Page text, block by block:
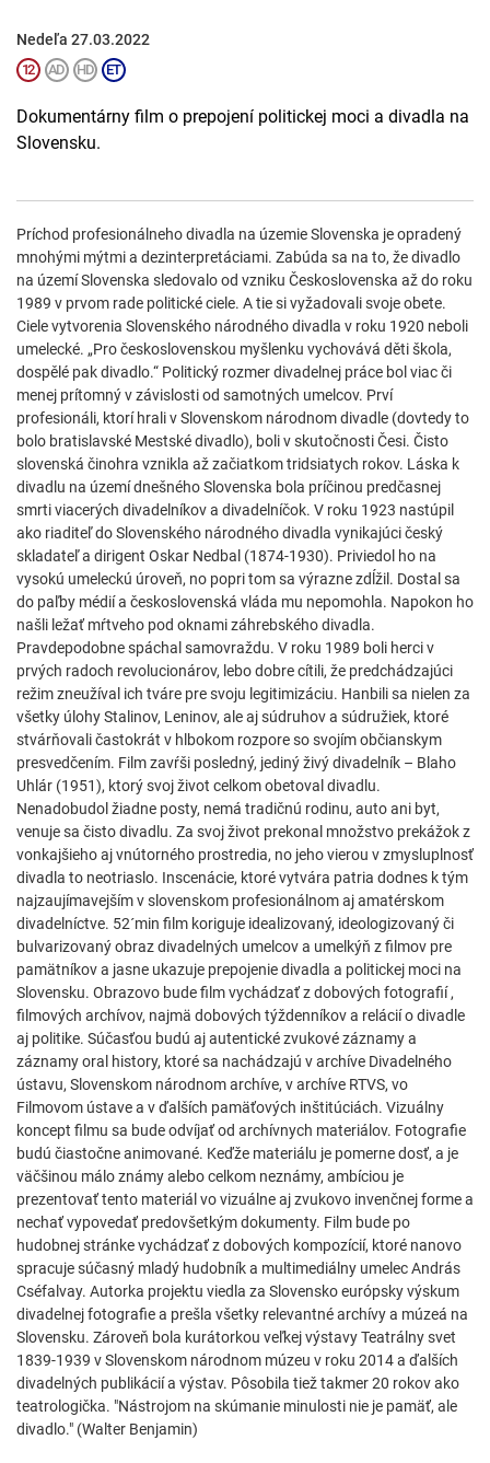
Nedeľa 27.03.2022
Dokumentárny film o prepojení politickej moci a divadla na
Slovensku.
Príchod profesionálneho divadla na územie Slovenska je opradený
mnohými mýtmi a dezinterpretáciami. Zabúda sa na to, že divadlo
na území Slovenska sledovalo od vzniku Československa až do roku
1989 v prvom rade politické ciele. A tie si vyžadovali svoje obete.
Ciele vytvorenia Slovenského národného divadla v roku 1920 neboli
umelecké. „Pro československou myšlenku vychovává děti škola,
dospělé pak divadlo.“ Politický rozmer divadelnej práce bol viac či
menej prítomný v závislosti od samotných umelcov. Prví
profesionáli, ktorí hrali v Slovenskom národnom divadle (dovtedy to
bolo bratislavské Mestské divadlo), boli v skutočnosti Česi. Čisto
slovenská činohra vznikla až začiatkom tridsiatych rokov. Láska k
divadlu na území dnešného Slovenska bola príčinou predčasnej
smrti viacerých divadelníkov a divadelníčok. V roku 1923 nastúpil
ako riaditeľ do Slovenského národného divadla vynikajúci český
skladateľ a dirigent Oskar Nedbal (1874-1930). Priviedol ho na
vysokú umeleckú úroveň, no popri tom sa výrazne zdĺžil. Dostal sa
do paľby médií a československá vláda mu nepomohla. Napokon ho
našli ležať mŕtveho pod oknami záhrebského divadla.
Pravdepodobne spáchal samovraždu. V roku 1989 boli herci v
prvých radoch revolucionárov, lebo dobre cítili, že predchádzajúci
režim zneužíval ich tváre pre svoju legitimizáciu. Hanbili sa nielen za
všetky úlohy Stalinov, Leninov, ale aj súdruhov a súdružiek, ktoré
stvárňovali častokrát v hlbokom rozpore so svojím občianskym
presvedčením. Film zavŕši posledný, jediný živý divadelník – Blaho
Uhlár (1951), ktorý svoj život celkom obetoval divadlu.
Nenadobudol žiadne posty, nemá tradičnú rodinu, auto ani byt,
venuje sa čisto divadlu. Za svoj život prekonal množstvo prekážok z
vonkajšieho aj vnútorného prostredia, no jeho vierou v zmysluplnosť
divadla to neotriaslo. Inscenácie, ktoré vytvára patria dodnes k tým
najzaujímavejším v slovenskom profesionálnom aj amatérskom
divadelníctve. 52´min film koriguje idealizovaný, ideologizovaný či
bulvarizovaný obraz divadelných umelcov a umelkýň z filmov pre
pamätníkov a jasne ukazuje prepojenie divadla a politickej moci na
Slovensku. Obrazovo bude film vychádzať z dobových fotografií ,
filmových archívov, najmä dobových týždenníkov a relácií o divadle
aj politike. Súčasťou budú aj autentické zvukové záznamy a
záznamy oral history, ktoré sa nachádzajú v archíve Divadelného
ústavu, Slovenskom národnom archíve, v archíve RTVS, vo
Filmovom ústave a v ďalších pamäťových inštitúciách. Vizuálny
koncept filmu sa bude odvíjať od archívnych materiálov. Fotografie
budú čiastočne animované. Keďže materiálu je pomerne dosť, a je
väčšinou málo známy alebo celkom neznámy, ambíciou je
prezentovať tento materiál vo vizuálne aj zvukovo invenčnej forme a
nechať vypovedať predovšetkým dokumenty. Film bude po
hudobnej stránke vychádzať z dobových kompozícií, ktoré nanovo
spracuje súčasný mladý hudobník a multimediálny umelec András
Cséfalvay. Autorka projektu viedla za Slovensko európsky výskum
divadelnej fotografie a prešla všetky relevantné archívy a múzeá na
Slovensku. Zároveň bola kurátorkou veľkej výstavy Teatrálny svet
1839-1939 v Slovenskom národnom múzeu v roku 2014 a ďalších
divadelných publikácií a výstav. Pôsobila tiež takmer 20 rokov ako
teatrologička. "Nástrojom na skúmanie minulosti nie je pamäť, ale
divadlo." (Walter Benjamin)